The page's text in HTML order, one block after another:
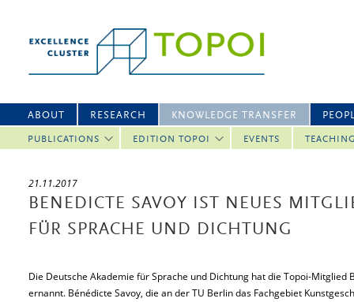
ABOUT RESEARCH KNOWLEDGE TRANSFER
PUBLICATIONS EDITION TOPOI EVENTS
21.11.2017
BENEDICTE SAVOY IST NEUES
FÜR SPRACHE UND DICHTUNG
Die Deutsche Akademie für Sprache und Dichtung hat die Topoi-Mitglied
ernannt. Bénédicte Savoy, die an der TU Berlin das Fachgebiet